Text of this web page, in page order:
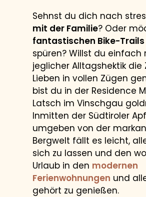
Sehnst du dich nach
mit der Familie? Oder
fantastischen Bike-Trails
spüren? Willst du
jeglicher Alltagshektik
Lieben in vollen Zügen
bist du in der Residence
Latsch im Vinschgau
Inmitten der Südtiroler
umgeben von der
Bergwelt fällt es leicht,
sich zu lassen und den
Urlaub in den modernen
Ferienwohnungen und
gehört zu genießen.